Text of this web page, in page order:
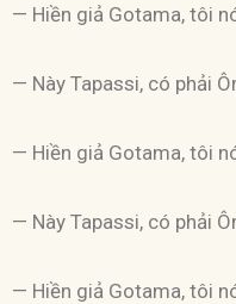
— Hiền giả Gotama, tôi
— Này Tapassi, có phải
— Hiền giả Gotama, tôi
— Này Tapassi, có phải
— Hiền giả Gotama, tôi